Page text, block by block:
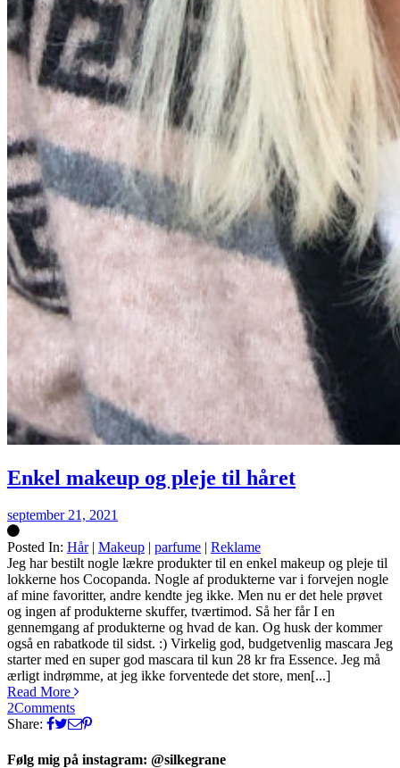
Enkel makeup og pleje til håret
september 21, 2021
Posted In: Hår| Makeup | parfume | Reklame
Silke
Jeg har bestilt nogle lækre produkter til en enkel makeup og pleje til
lokkerne hos Cocopanda. Nogle af produkterne var i forvejen nogle
af mine favoritter, andre kendte jeg ikke. Men nu er det hele prøvet
og ingen af produkterne skuffer, tværtimod. Så her får I en
gennemgang af produkterne og hvad de kan. Og husk der kommer
også en rabatkode til sidst. :) Virkelig god, budgetvenlig mascara Jeg
starter med en super god mascara til kun 28 kr fra Essence. Jeg må
ærligt indrømme, at jeg ikke forventede det store, men[...]
Read More
2Comments
Share:
Følg mig på instagram: @silkegrane